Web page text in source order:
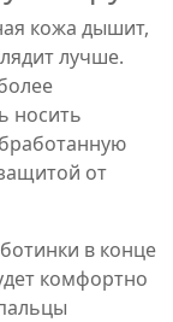
кожа дышит,
лучше.
носить
от
в конце
комфортно